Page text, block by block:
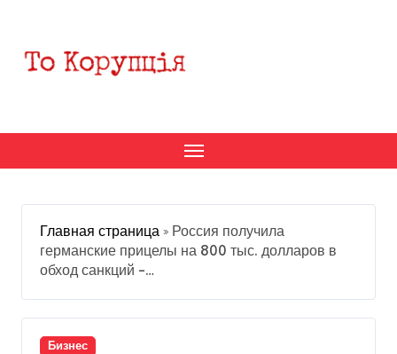
содержанию
Главная страница » Россия получила
германские прицелы на 800 тыс. долларов в
обход санкций –…
Бизнес